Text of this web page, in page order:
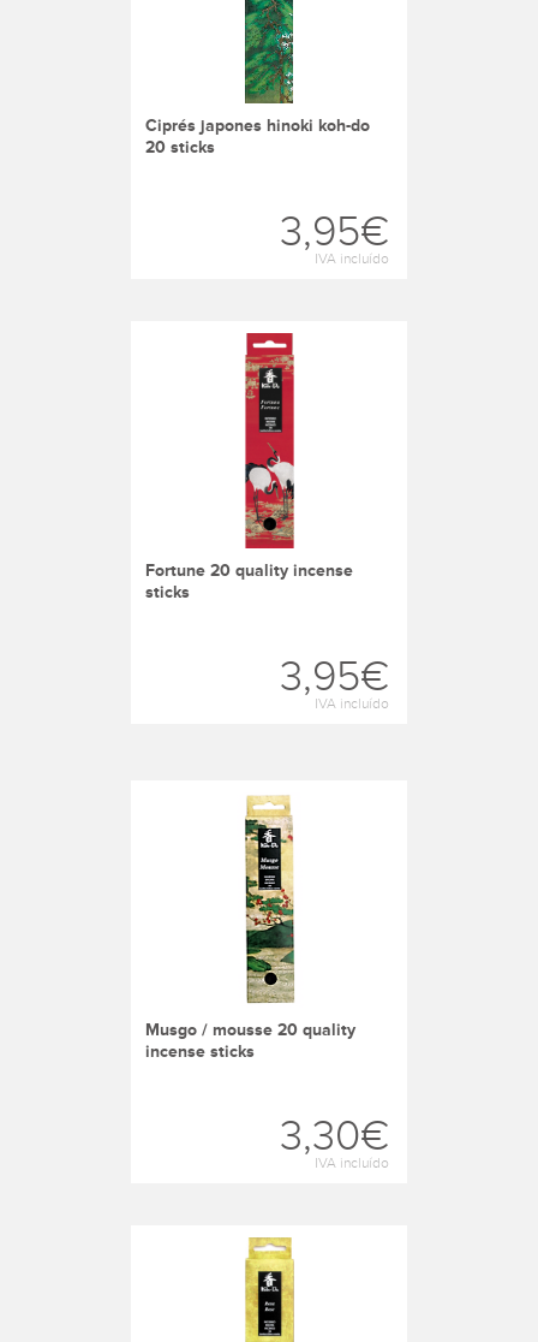
ciprés japones hinoki koh-do
20 sticks
3,95€
IVA incluído
fortune 20 quality incense
sticks
3,95€
IVA incluído
musgo / mousse 20 quality
incense sticks
3,30€
IVA incluído